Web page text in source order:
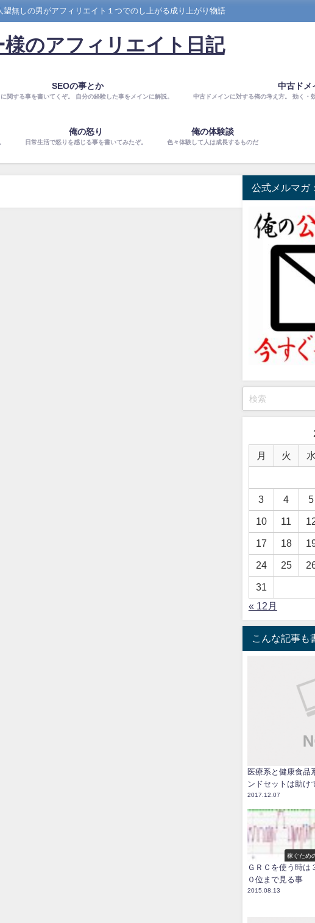
望無しの男がアフィリエイト１つでのし上がる成り上がり物語
様のアフィリエイト日記
SEOの事とか
に関する事を書いてくぞ。 自分の経験した事をメインに解説。
中古ドメ
中古ドメインに対する俺の考え方。 効く・
俺の怒り
日常生活で怒りを感じる事を書いてみたぞ。
俺の体験談
色々体験して人は成長するものだ
公式メルマガ
月 火 水
3 4 5
10 11
17 18
24 25
31
« 12月
こんな記事も
医療系と健康食品
ンドセットは助け
2017.12.07
稼ぐため
ＧＲＣを使う時は
０位まで見る事
2015.08.13